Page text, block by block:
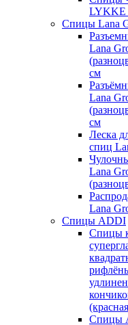
LYKKE
Спицы Lana
Lana
см
Lana
см
Леска
спиц
Lana
Lana
Спицы ADDI
Спицы
Спицы